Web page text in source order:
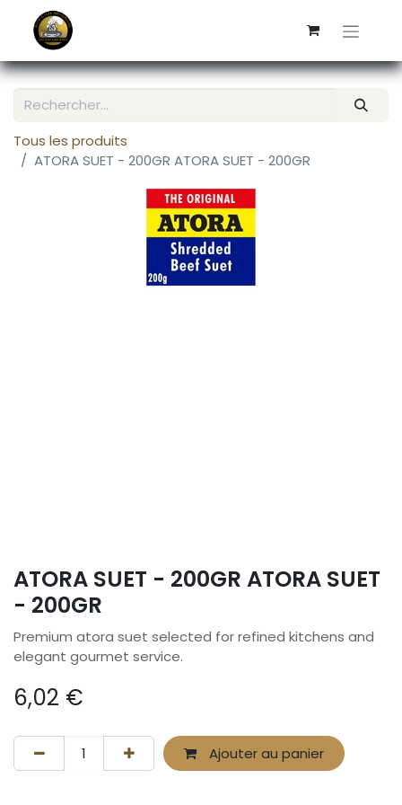
Tous les produits
ATORA SUET - 200GR ATORA SUET - 200GR
ATORA SUET - 200GR ATORA SUET
- 200GR
Premium atora suet selected for refined kitchens and
elegant gourmet service.
6,02 €
Ajouter au panier